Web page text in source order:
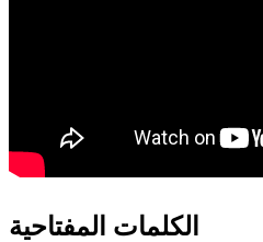
الكلمات المفتاحية